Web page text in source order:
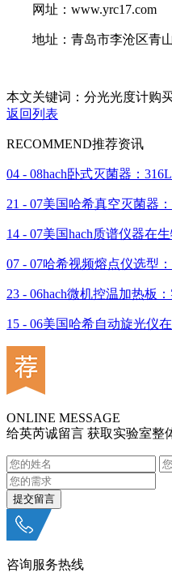
网址：www.yrc17.com
地址：青岛市李沧区青山
本文关键词：分光光度计购
返回列表
RECOMMEND推荐资讯
04 - 08hach卧式灭菌器：
21 - 07美国哈希真空灭菌器
14 - 07美国hach质谱仪器在
07 - 07哈希视频熔点仪选型
23 - 06hach微机控温加热板
15 - 06美国哈希自动旋光仪
ONLINE MESSAGE
给英芮诚留言 获取实验室整
咨询服务热线